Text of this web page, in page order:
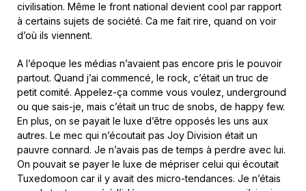
civilisation. Même le front national devient cool par rapport
à certains sujets de société. Ca me fait rire, quand on voir
d’où ils viennent.
A l’époque les médias n’avaient pas encore pris le pouvoir
partout. Quand j’ai commencé, le rock, c’était un truc de
petit comité. Appelez-ça comme vous voulez, underground
ou que sais-je, mais c’était un truc de snobs, de happy few.
En plus, on se payait le luxe d’être opposés les uns aux
autres. Le mec qui n’écoutait pas Joy Division était un
pauvre connard. Je n’avais pas de temps à perdre avec lui.
On pouvait se payer le luxe de mépriser celui qui écoutait
Tuxedomoon car il y avait des micro-tendances. Je n’étais